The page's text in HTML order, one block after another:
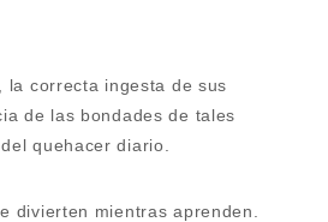
la correcta ingesta de sus
de las bondades de tales
quehacer diario.
divierten mientras aprenden.